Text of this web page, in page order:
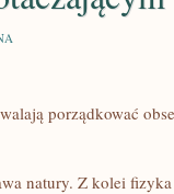
porządkować
natury. Z kolei